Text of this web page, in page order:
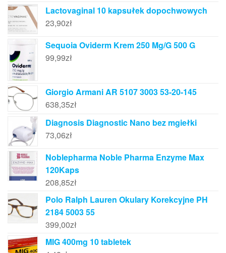
Lactovaginal 10 kapsułek dopochwowych
23,90zł
Sequoia Oviderm Krem 250 Mg/G 500 G
99,99zł
Giorgio Armani AR 5107 3003 53-20-145
638,35zł
Diagnosis Diagnostic Nano bez mgiełki
73,06zł
Noblepharma Noble Pharma Enzyme Max
120Kaps
208,85zł
Polo Ralph Lauren Okulary Korekcyjne PH
2184 5003 55
399,00zł
MIG 400mg 10 tabletek